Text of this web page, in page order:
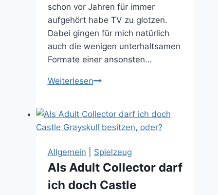
schon vor Jahren für immer
aufgehört habe TV zu glotzen.
Dabei gingen für mich natürlich
auch die wenigen unterhaltsamen
Formate einer ansonsten…
WeiterlesenDangerseeker
Mützen
in
Rüttens
Bullshit
Universum
Allgemein Spielzeug
Als Adult Collector darf
ich doch Castle